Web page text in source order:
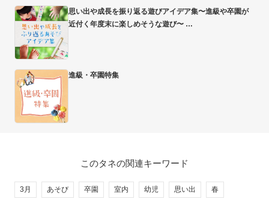
思い出や成長を振り返る遊びアイデア集〜進級や卒園が
近付く年度末に楽しめそうな遊び〜
進級・卒園特集
このタネの関連キーワード
3月 あそび 卒園 室内 幼児 思い出 春